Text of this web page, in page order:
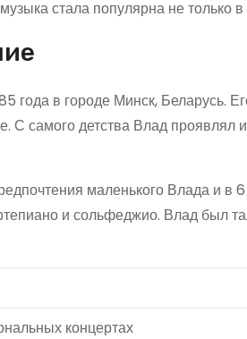
стала популярна не только
года в городе Минск, Беларусь.
С самого детства Влад проявлял
маленького Влада и в
и сольфеджио. Влад был
концертах